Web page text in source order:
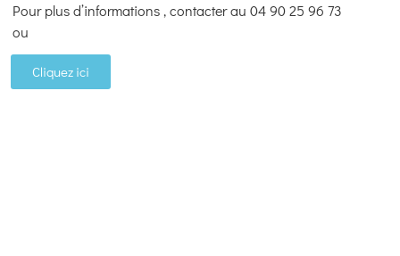
Pour plus d’informations , contacter au 04 90 25 96 73
ou
Cliquez ici